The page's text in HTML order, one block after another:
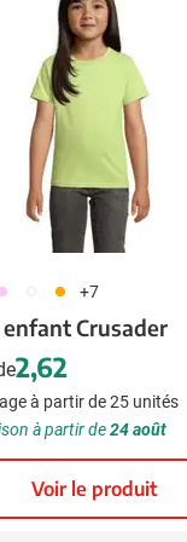
la catégorie
pour la catégorie
la catégorie
pour la catégorie
la catégorie
pour la catégorie
pour la catégorie
002 007 +7
Crusader
2,62
à partir de 25 unités
à partir de24 août
Voir le produit